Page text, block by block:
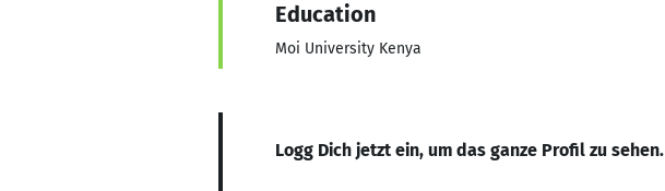
Education
Moi University Kenya
Logg Dich jetzt ein, um das ganze Profil zu sehen.